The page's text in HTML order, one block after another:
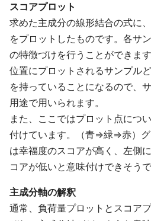
スコアプロット
求めた主成分の線形結合の式に
をプロットしたものです。各サ
の特徴づけを行うことができま
位置にプロットされるサンプル
を持っていることになるので、
用途で用いられます。
また、ここではプロット点につ
付けています。（青⇒緑⇒赤）
は幸福度のスコアが高く、左側
コアが低いと意味付けできそうで
主成分軸の解釈
通常、負荷量プロットとスコア